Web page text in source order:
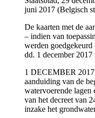
juni 2017 (Belgisch
De kaarten met de
– indien van
werden
dd. 1 december
1 DECEMBER
aanduiding van de
watervoerende lagen
van het decreet van
inzake het